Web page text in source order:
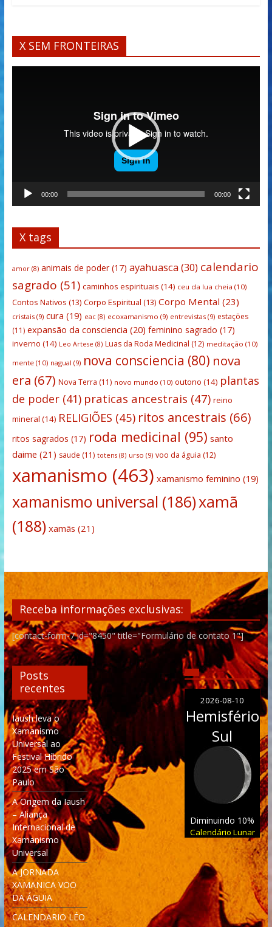
X SEM FRONTEIRAS
00:00 00:00
X tags
amor(8) animais de poder(17) ayahuasca(30) calendario
sagrado (51) caminhos espirituais (14) ceu da lua cheia (10)
Contos Nativos (13) Corpo Espiritual (13) Corpo Mental (23)
cristais(9) cura (19) eac(8) ecoxamanismo (9) entrevistas(9) estações
(11) expansão da consciencia (20) feminino sagrado (17)
inverno (14) Leo Artese (8) Luas da Roda Medicinal (12) meditação (10)
mente(10) nagual (9) nova consciencia (80) nova
era (67) Nova Terra (11) novo mundo (10) outono (14) plantas
de poder(41) praticas ancestrais (47) reino
mineral (14) RELIGIÕES (45) ritos ancestrais (66)
ritos sagrados (17) roda medicinal (95) santo
daime (21) saude (11) totens(8) urso (9) voo da águia (12)
xamanismo (463) xamanismo feminino (19)
xamanismo universal (186)xamã
(188) xamãs (21)
Receba informações exclusivas:
[contact-form-7 id="8450" title="Formulário de contato 1"]
Posts
recentes
Iaush leva o
Xamanismo
Universal ao
Festival Híbrido
2025 em São
Paulo
A Origem da Iaush
– Aliança
Internacional de
Xamanismo
Universal
A JORNADA
XAMANICA VOO
DA ÁGUIA
CALENDARIO LÉO
2026-08-10
Hemisfério
Sul
Diminuindo 10%
Calendário Lunar